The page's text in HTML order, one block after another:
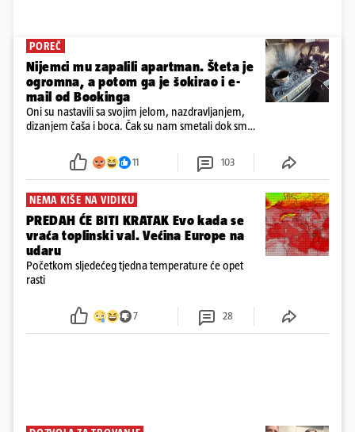
POREČ
Nijemci mu zapalili apartman. Šteta je
ogromna, a potom ga je šokirao i e-
mail od Bookinga
Oni su nastavili sa svojim jelom, nazdravljanjem,
dizanjem čaša i boca. Čak su nam smetali dok smo
požar, rekao je vlasnik
11 103
NEMA KIŠE NA VIDIKU
PREDAH ĆE BITI KRATAK Evo kada se
vraća toplinski val. Većina Europe na
udaru
Početkom sljedećeg tjedna temperature će opet
rasti
7 28